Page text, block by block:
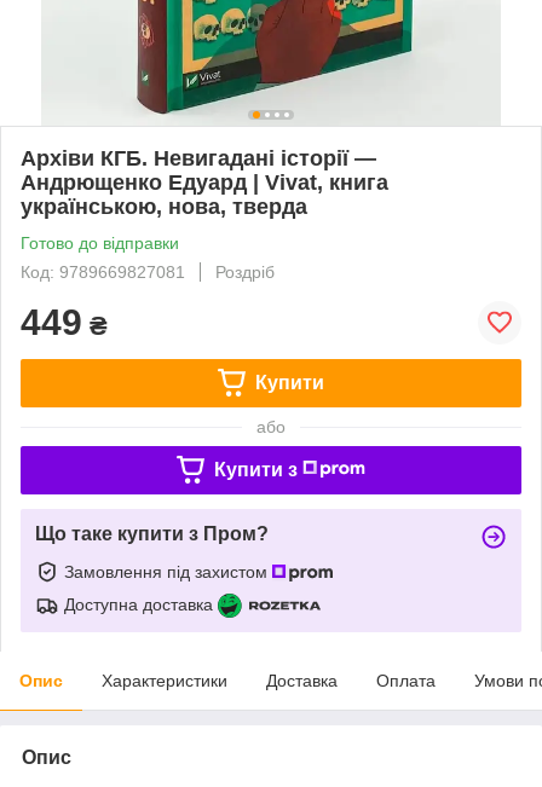
Архіви КГБ. Невигадані історії —
Андрющенко Едуард | Vivat, книга
українською, нова, тверда
Готово до відправки
Код: 9789669827081
Роздріб
449 ₴
Купити
або
Купити з
Що таке купити з Пром?
Замовлення під захистом
Доступна доставка
Опис Характеристики Доставка Оплата Умови
Опис